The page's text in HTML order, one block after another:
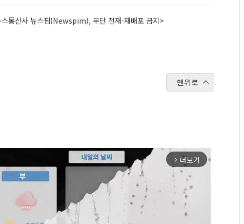
통신사 뉴스핌(Newspim), 무단 전재-재배포 금지>
맨위로
arrow_forward_ios 더보기